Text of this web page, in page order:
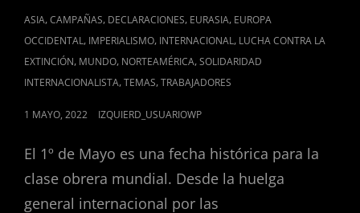
CAT
LINKS
ASIA,CAMPAÑAS, DECLARACIONES, EURASIA, EUROPA
OCCIDENTAL, IMPERIALISMO, INTERNACIONAL, LUCHA CONTRA LA
EXTINCIÓN, MUNDO, NORTEAMÉRICA,SOLIDARIDAD
INTERNACIONALISTA,TEMAS,TRABAJADORES
POSTED
1 MAYO, 2022 IZQUIERD_USUARIOWP
El 1º de Mayo es una fecha histórica para la
clase obrera mundial. Desde la huelga
general internacional por las